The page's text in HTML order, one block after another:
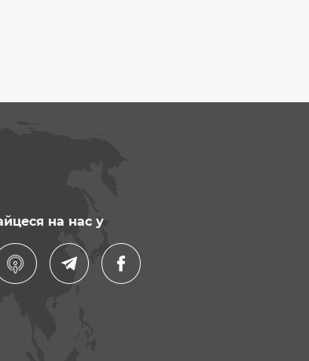
на нас у